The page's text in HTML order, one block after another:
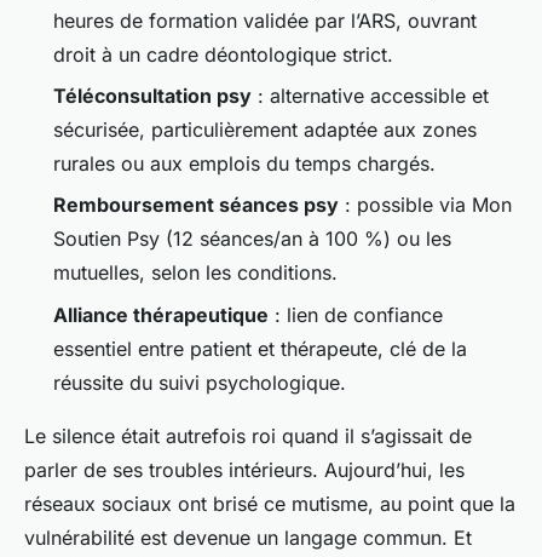
heures de formation validée par l’ARS, ouvrant
droit à un cadre déontologique strict.
Téléconsultation psy : alternative accessible et
sécurisée, particulièrement adaptée aux zones
rurales ou aux emplois du temps chargés.
Remboursement séances psy : possible via Mon
Soutien Psy (12 séances/an à 100 %) ou les
mutuelles, selon les conditions.
Alliance thérapeutique : lien de confiance
essentiel entre patient et thérapeute, clé de la
réussite du suivi psychologique.
Le silence était autrefois roi quand il s’agissait de
parler de ses troubles intérieurs. Aujourd’hui, les
réseaux sociaux ont brisé ce mutisme, au point que la
vulnérabilité est devenue un langage commun. Et